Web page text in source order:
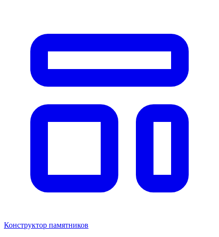
Конструктор памятников